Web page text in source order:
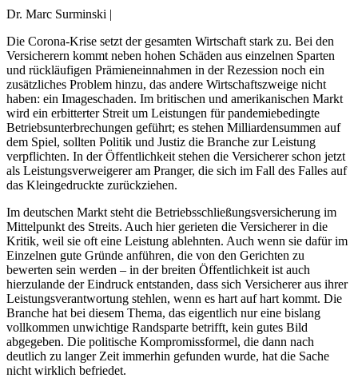
Dr. Marc Surminski |
Die Corona-Krise setzt der gesamten Wirtschaft stark zu. Bei den
Versicherern kommt neben hohen Schäden aus einzelnen Sparten
und rückläufigen Prämieneinnahmen in der Rezession noch ein
zusätzliches Problem hinzu, das andere Wirtschaftszweige nicht
haben: ein Imageschaden. Im britischen und amerikanischen Markt
wird ein erbitterter Streit um Leistungen für pandemiebedingte
Betriebsunterbrechungen geführt; es stehen Milliardensummen auf
dem Spiel, sollten Politik und Justiz die Branche zur Leistung
verpflichten. In der Öffentlichkeit stehen die Versicherer schon jetzt
als Leistungsverweigerer am Pranger, die sich im Fall des Falles auf
das Kleingedruckte zurückziehen.
Im deutschen Markt steht die Betriebsschließungsversicherung im
Mittelpunkt des Streits. Auch hier gerieten die Versicherer in die
Kritik, weil sie oft eine Leistung ablehnten. Auch wenn sie dafür im
Einzelnen gute Gründe anführen, die von den Gerichten zu
bewerten sein werden – in der breiten Öffentlichkeit ist auch
hierzulande der Eindruck entstanden, dass sich Versicherer aus ihrer
Leistungsverantwortung stehlen, wenn es hart auf hart kommt. Die
Branche hat bei diesem Thema, das eigentlich nur eine bislang
vollkommen unwichtige Randsparte betrifft, kein gutes Bild
abgegeben. Die politische Kompromissformel, die dann nach
deutlich zu langer Zeit immerhin gefunden wurde, hat die Sache
nicht wirklich befriedet.